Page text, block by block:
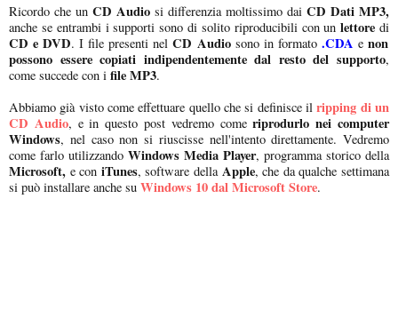
Ricordo che un CD Audio si differenzia moltissimo dai CD Dati MP3,
anche se entrambi i supporti sono di solito riproducibili con unlettore di
CD e DVD. I file presenti nel CD Audiosono in formato .CDA e non
possono essere copiati indipendentemente dal resto del supporto,
come succede con i file MP3.
Abbiamo già visto come effettuare quello che si definisce il ripping di un
CD Audio, e in questo post vedremo comeriprodurlo nei computer
Windows, nel caso non si riuscisse nell'intento direttamente. Vedremo
come farlo utilizzando Windows Media Player, programma storico della
Microsoft, e con iTunes, software dellaApple, che da qualche settimana
si può installare anche su Windows 10 dal Microsoft Store.